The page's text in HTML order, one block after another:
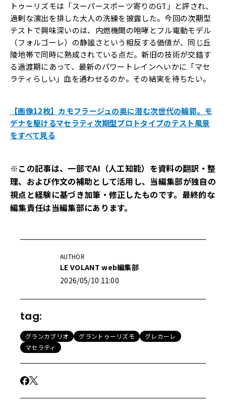
トゥーリズモは「スーパースポーツ寄りのGT」と評され、
過剰な演出を排した大人の洗練を披露した。今回の次期型
テストで興味深いのは、内燃機関の咆哮とフル電動モデル
（フォルゴーレ）の静謐さという相反する価値が、同じ丘
陵地帯で同時に熟成されている点だ。新旧の技術が交錯す
る過渡期にあって、最新のパワートレインへいかに「マセ
ラティらしい」血を通わせるのか。その結実を待ちたい。
【画像12枚】カモフラージュの奥に潜む次世代の輪郭。モ
デナを駆けるマセラティ次期型プロトタイプのテスト風景
をすべて見る
※この記事は、一部でAI（人工知能）を資料の翻訳・整
理、および作文の補助として活用し、当編集部が独自の
視点と経験に基づき加筆・修正したものです。最終的な
編集責任は当編集部にあります。
AUTHOR
LE VOLANT web編集部
2026/05/10 11:00
tag:
グランカブリオ グラントゥーリズモ
グレカーレ
マセラティ